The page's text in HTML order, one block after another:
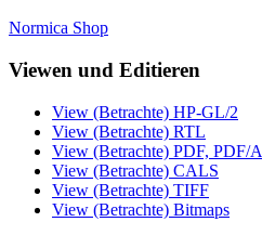
Normica Shop
Viewen und Editieren
View (Betrachte) HP-GL/2
View (Betrachte) RTL
View (Betrachte) PDF, PDF/A
View (Betrachte) CALS
View (Betrachte) TIFF
View (Betrachte) Bitmaps